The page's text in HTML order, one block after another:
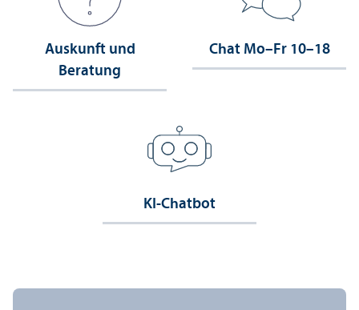
Auskunft und
Beratung
Chat Mo–Fr 10–18
KI-Chatbot